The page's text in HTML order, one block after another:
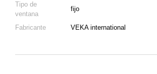
Tipo de
ventana
fijo
Fabricante VEKA international